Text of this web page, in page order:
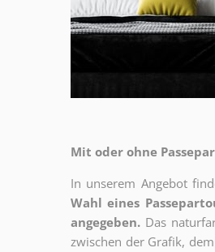
Mit oder ohne
In unserem Angebot
Wahl eines
angegeben. Das
zwischen der Grafik,